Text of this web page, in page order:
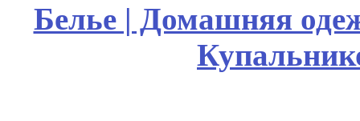
Белье | Домашняя